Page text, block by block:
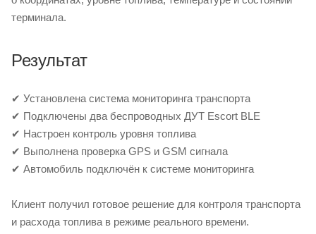
терминала.
Результат
✔ Установлена система мониторинга транспорта
✔ Подключены два беспроводных ДУТ Escort BLE
✔ Настроен контроль уровня топлива
✔ Выполнена проверка GPS и GSM сигнала
✔ Автомобиль подключён к системе мониторинга
Клиент получил готовое решение для контроля транспорта
и расхода топлива в режиме реального времени.